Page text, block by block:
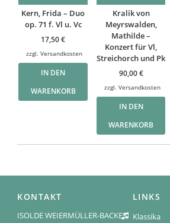
Kern, Frida – Duo
op. 71 f. Vl u. Vc
17,50€
zzgl.Versandkosten
IN DEN
WARENKORB
Kralik von
Meyrswalden,
Mathilde –
Konzert für Vl,
Streichorch und Pk
90,00€
zzgl. Versandkosten
IN DEN
WARENKORB
KONTAKT
ISOLDE WEIERMÜLLER-BACKES
LINKS
Klassika